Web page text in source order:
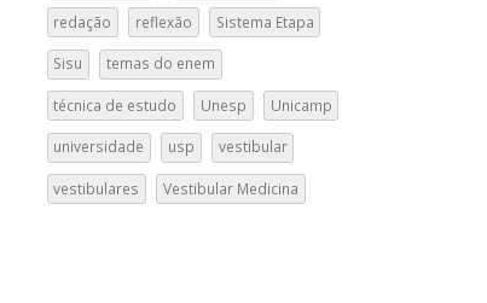
redação reflexão Sistema Etapa
Sisu temas do enem
técnica de estudo Unesp Unicamp
universidade usp vestibular
vestibulares Vestibular Medicina